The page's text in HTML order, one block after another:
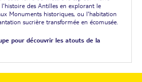
des Antilles en explorant le
Monuments historiques, ou l'habitation
sucrière transformée en écomusée.
pour découvrir les atouts de la